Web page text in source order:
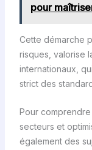
pour
Cette démarche
risques, valorise
internationaux,
strict des
Pour comprendre
secteurs et
également des